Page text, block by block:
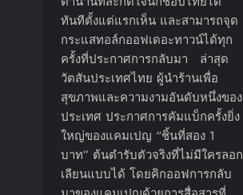
ทันทีตั้งแต่แรกเห็น และสามารถจุด
กระแสทอล์กออฟเดอะทาวน์ได้ทุก
ครั้งที่ประกาศการกลับมา ล่าสุด
วัตสันประเทศไทย ผู้นำร้านเพื่อ
สุขภาพและความงามอันดับหนึ่งของ
ประเทศ ประกาศการคัมแบ็กครั้งยิ่ง
ใหญ่ของแคมเปญ “ชิ้นที่สอง 1
บาท” ต้นตำรับตัวจริงที่ไม่มีใครลอก
เลียนแบบได้ โดยคิกออฟการกลับ